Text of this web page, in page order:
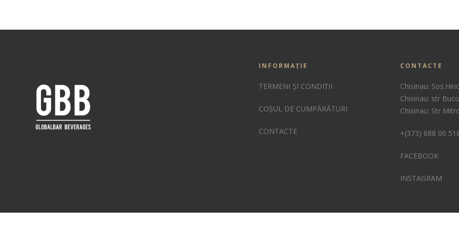
INFORMAȚIE
TERMENI ȘI CONDIȚII
COȘUL DE CUMPĂRĂTURI
CONTACTE
CONTACTE
Chisinau:
Chisinau: str
Chisinau: Str
+(373) 688 00
FACEBOOK
INSTAGRAM